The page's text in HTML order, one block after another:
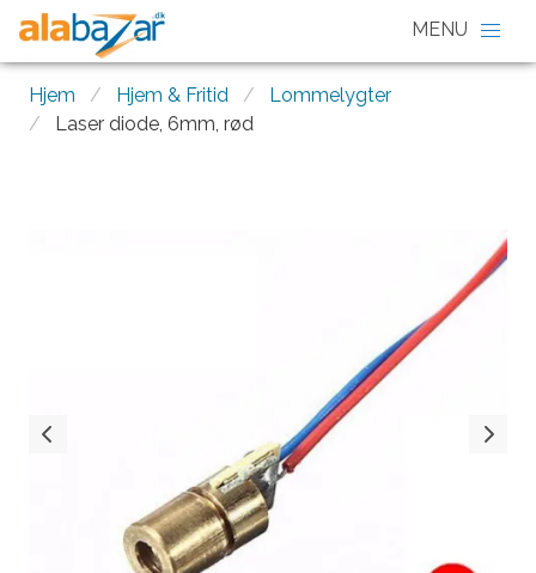
Hjem Hjem & Fritid
Lommelygter
Laser diode, 6mm, rød